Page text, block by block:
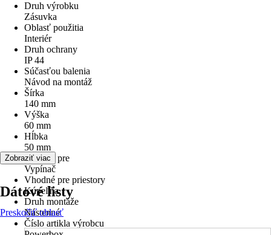
Druh výrobku
Zásuvka
Oblasť použitia
Interiér
Druh ochrany
IP 44
Súčasťou balenia
Návod na montáž
Šírka
140 mm
Výška
60 mm
Hĺbka
50 mm
Vhodné pre
Vypínač
Vhodné pre priestory
Kúpeľňa
Druh montáže
Nástenné
Číslo artikla výrobcu
Zobraziť viac
Dátové listy
Preskočiť oblasť